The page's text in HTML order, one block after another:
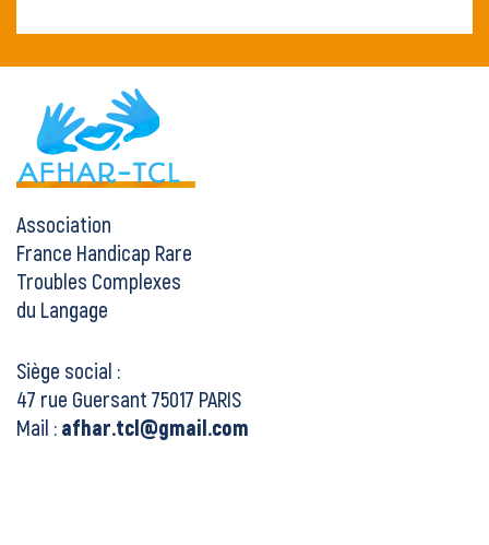
Association
France Handicap Rare
Troubles Complexes
du Langage
Siège social :
47 rue Guersant 75017 PARIS
Mail : afhar.tcl@gmail.com